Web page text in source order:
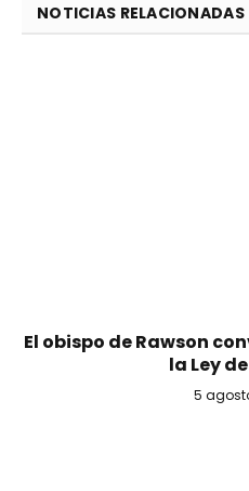
NOTICIAS RELACIONADAS
El obispo de Rawson
la Ley
5